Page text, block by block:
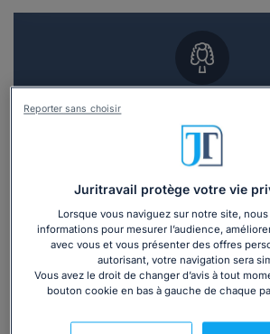
Vous souhaitez un RDV en
avocat ?
Recevoir des devis
3 devis en 48h
Juritravail protège votre vie
Lorsque vous naviguez sur notre site,
informations pour mesurer l’audience,
avec vous et vous présenter des offres
autorisant, votre navigation sera
Vous avez le droit de changer d’avis à tout
bouton cookie en bas à gauche de chaque
Reporter sans choisir